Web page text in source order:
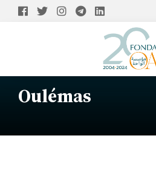
Oulémas